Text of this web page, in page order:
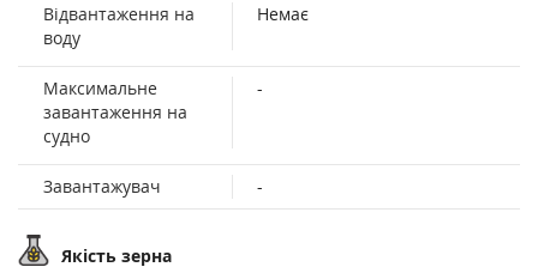
Відвантаження на
воду
Немає
Максимальне
завантаження на
судно
-
Завантажувач -
Якість зерна